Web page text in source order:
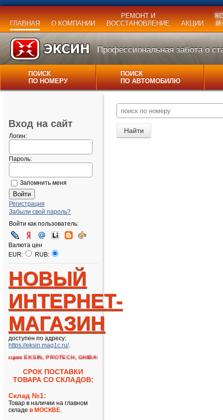
ГЛАВНАЯ О КОМПАНИИ
РЕМОНТ И
ВОССТАНОВЛЕНИЕ
АКЦИИ
И
Профессиональная забота о
ПОИСК
ПО НОМЕРУ
ПОИСК
ПО АВТОМОБИЛЮ
Вход на сайт
Логин:
Пароль:
Запомнить меня
Регистрация
Забыли свой пароль?
Войти как пользователь:
Валюта цен
EUR:
RUB:
НОВЫЙ
ИНТЕРНЕТ-
МАГАЗИН
доступен по адресу:
https://eksin.mag1c.ru/.
EKSIN, PROTECH, GHIBAUDI!!
СРОК ПОСТАВКИ
ТОВАРА СО СКЛАДОВ:
Склад №1:
Товар в наличии на главном
складе в МОСКВЕ.